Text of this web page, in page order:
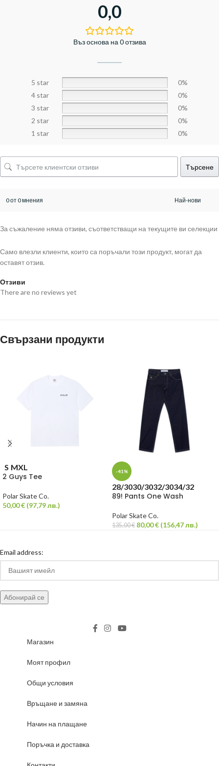
0,0
Въз основа на 0 отзива
5 star
0%
4 star
0%
3 star
0%
2 star
0%
1 star
0%
Търсене
0 от 0 мнения
За съжаление няма отзиви, съответстващи на текущите ви селекции
Отзиви
There are no reviews yet
Само влезли клиенти, които са поръчали този продукт, могат да
оставят отзив.
Свързани продукти
S MXL
2 Guys Tee
Polar Skate Co.
50,00€ (97,79лв.)
-41%
28/3030/3032/3034/32
89! Pants One Wash
Polar Skate Co.
135,00€ 80,00€ (156,47лв.)
Email address:
Магазин
Моят профил
Общи условия
Връщане и замяна
Начин на плащане
Поръчка и доставка